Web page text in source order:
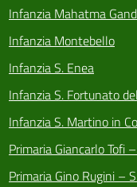
Infanzia Mahatma
Infanzia Montebello
Infanzia S. Enea
Infanzia S. Fortunato
Infanzia S. Martino in
Primaria Giancarlo Tofi
Primaria Gino Rugini –